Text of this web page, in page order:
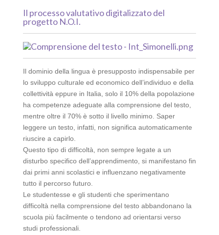
Il processo valutativo digitalizzato del
progetto N.O.I.
Il dominio della lingua è presupposto indispensabile per
lo sviluppo culturale ed economico dell’individuo e della
collettività eppure in Italia, solo il 10% della popolazione
ha competenze adeguate alla comprensione del testo,
mentre oltre il 70% è sotto il livello minimo. Saper
leggere un testo, infatti, non significa automaticamente
riuscire a capirlo.
Questo tipo di difficoltà, non sempre legate a un
disturbo specifico dell’apprendimento, si manifestano fin
dai primi anni scolastici e influenzano negativamente
tutto il percorso futuro.
Le studentesse e gli studenti che sperimentano
difficoltà nella comprensione del testo abbandonano la
scuola più facilmente o tendono ad orientarsi verso
studi professionali.